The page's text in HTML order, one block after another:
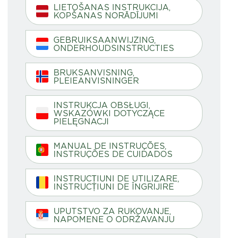
LIETOŠANAS INSTRUKCIJA,
KOPŠANAS NORĀDĪJUMI
GEBRUIKSAANWIJZING,
ONDERHOUDSINSTRUCTIES
BRUKSANVISNING,
PLEIEANVISNINGER
INSTRUKCJA OBSŁUGI,
WSKAZÓWKI DOTYCZĄCE
PIELĘGNACJI
MANUAL DE INSTRUÇÕES,
INSTRUÇÕES DE CUIDADOS
INSTRUCȚIUNI DE UTILIZARE,
INSTRUCȚIUNI DE ÎNGRIJIRE
UPUTSTVO ZA RUKOVANJE,
NAPOMENE O ODRŽAVANJU